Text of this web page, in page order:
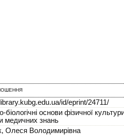
id/eprint/24711/
біологічні основи фізичної
медичних знань
Олеся Володимирівна